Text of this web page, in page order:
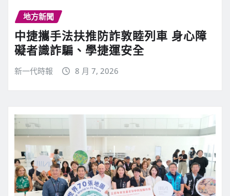
地方新聞
中捷攜手法扶推防詐敦睦列車 身心障
礙者識詐騙、學捷運安全
新一代時報 8 月 7, 2026